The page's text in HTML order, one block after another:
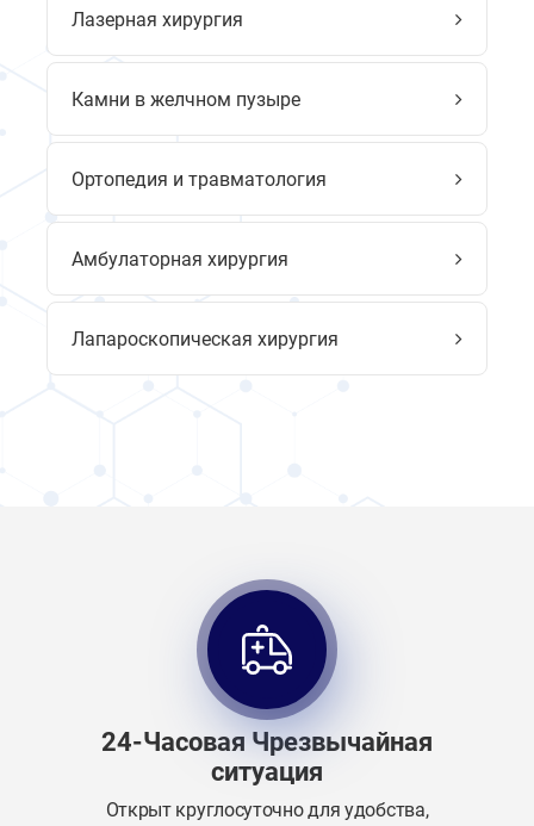
Лазерная хирургия
Камни в желчном пузыре
Ортопедия и травматология
Амбулаторная хирургия
Лапароскопическая хирургия
24-Часовая Чрезвычайная
ситуация
Открыт круглосуточно для удобства,